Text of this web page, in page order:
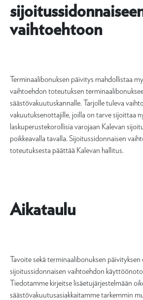
vaihtoehtoon
Terminaalibonuksen päivitys mahdollistaa
vaihtoehdon toteutuksen
säästövakuutuskannalle. Tarjolle tuleva
vakuutuksenottajille, joilla on tarve sijoittaa
laskuperustekorollisia varojaan Kalevan
poikkeavalla tavalla. Sijoitussidonnaisen
toteutuksesta päättää Kalevan hallitus.
Aikataulu
Tavoite sekä terminaalibonuksen päivityksen
sijoitussidonnaisen vaihtoehdon
Tiedotamme kirjeitse lisäetujärjestelmään
säästövakuutusasiakkaitamme tarkemmin